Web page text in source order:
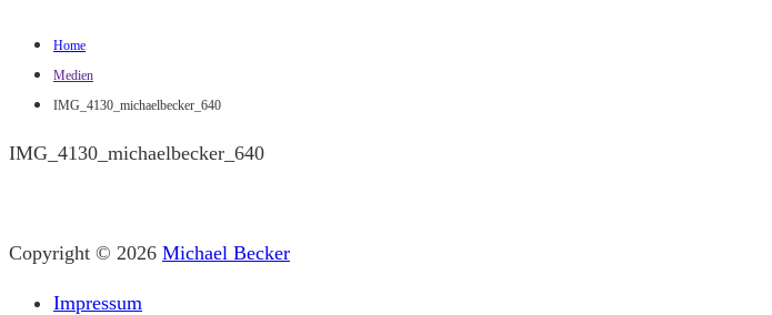
Home
Medien
IMG_4130_michaelbecker_640
IMG_4130_michaelbecker_640
Copyright © 2026 Michael Becker
Impressum